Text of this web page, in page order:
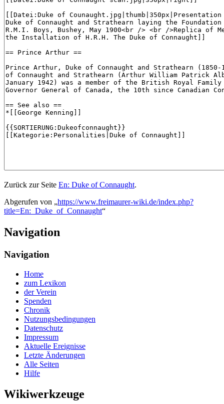
Zurück zur Seite En: Duke of Connaught.
Abgerufen von „https://www.freimaurer-wiki.de/index.php?
title=En:_Duke_of_Connaught“
Navigation
Navigation
Home
zum Lexikon
der Verein
Spenden
Chronik
Nutzungsbedingungen
Datenschutz
Impressum
Aktuelle Ereignisse
Letzte Änderungen
Alle Seiten
Hilfe
Wikiwerkzeuge